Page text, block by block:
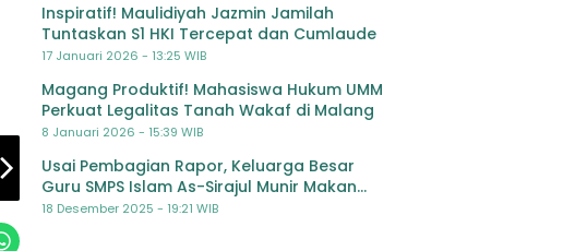
Inspiratif! Maulidiyah Jazmin Jamilah
Tuntaskan S1 HKI Tercepat dan Cumlaude
17 Januari 2026 - 13:25 WIB
Magang Produktif! Mahasiswa Hukum UMM
Perkuat Legalitas Tanah Wakaf di Malang
8 Januari 2026 - 15:39 WIB
Usai Pembagian Rapor, Keluarga Besar
Guru SMPS Islam As-Sirajul Munir Makan
Bersama Sambut Libur Awal Semester
18 Desember 2025 - 19:21 WIB